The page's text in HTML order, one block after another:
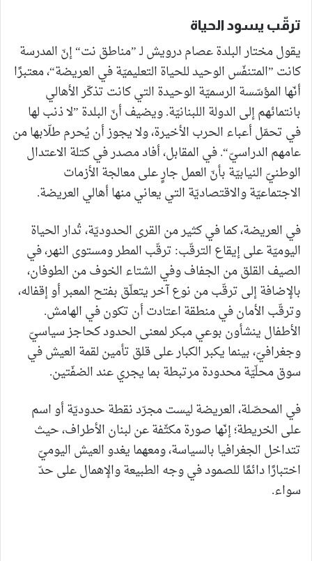
ترقّب يسود الحياة
يقول مختار البلدة عصام درويش لـ ”مناطق نت“ إنّ المدرسة
كانت ”المتنفّس الوحيد للحياة التعليميّة في العريضة“، معتبرًا
أنّها المؤسّسة الرسميّة الوحيدة التي كانت تذكّر الأهالي
بانتمائهم إلى الدولة اللبنانيّة. ويضيف أنّ البلدة ”لا ذنب لها
في تحمّل أعباء الحرب الأخيرة، ولا يجوز أن يُحرم طلّابها من
عامهم الدراسيّ“. في المقابل، أفاد مصدر في كتلة الاعتدال
الوطنيّ النيابيّة بأنّ العمل جارٍ على معالجة الأزمات
الاجتماعيّة والاقتصاديّة التي يعاني منها أهالي العريضة.
في العريضة، كما في كثير من القرى الحدوديّة، تُدار الحياة
اليوميّة على إيقاع الترقّب: ترقّب المطر ومستوى النهر، في
الصيف القلق من الجفاف وفي الشتاء الخوف من الطوفان،
بالإضافة إلى ترقّب من نوع آخر يتعلّق بفتح المعبر أو إقفاله،
وترقّب الأمان في منطقة اعتادت أن تكون في الهامش.
الأطفال ينشأون بوعي مبكر لمعنى الحدود كحاجز سياسيّ
وجغرافيّ، بينما يكبر الكبار على قلق تأمين لقمة العيش في
سوق محلّيّة محدودة مرتبطة بما يجري عند الضفّتين.
في المحصّلة، العريضة ليست مجرّد نقطة حدوديّة أو اسم
على الخريطة؛ إنّها صورة مكثّفة عن لبنان الأطراف، حيث
تتداخل الجغرافيا بالسياسة، ومعهما يغدو العيش اليوميّ
اختبارًا دائمًا للصمود في وجه الطبيعة والإهمال على حدّ
سواء.